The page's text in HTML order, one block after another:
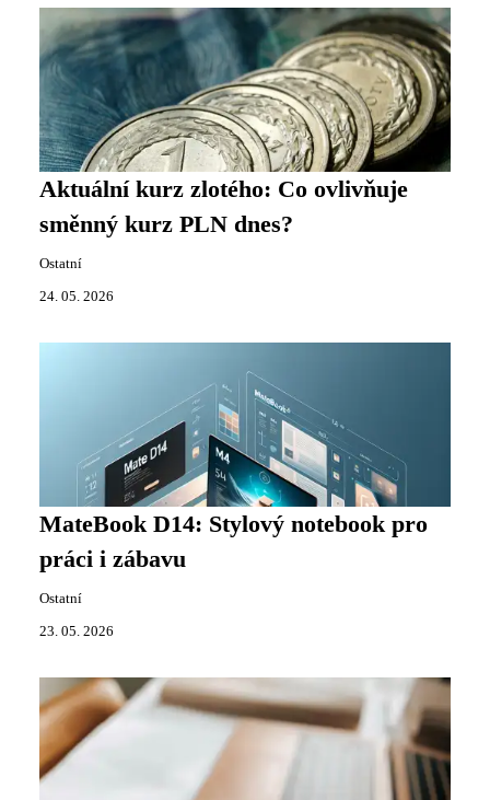
Aktuální kurz zlotého: Co ovlivňuje
směnný kurz PLN dnes?
Ostatní
24. 05. 2026
MateBook D14: Stylový notebook pro
práci i zábavu
Ostatní
23. 05. 2026